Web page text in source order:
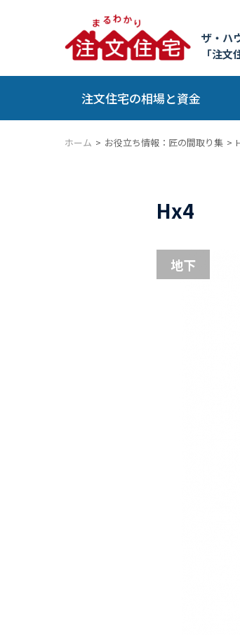
ザ・ハ
「注文
注文住宅の相場と資金
ホーム お役立ち情報：匠の間取り集
Hx4
地下